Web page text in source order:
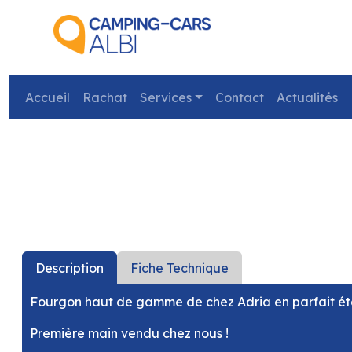
Accueil
Rachat Services Contact Actualités
Description Fiche Technique
Fourgon haut de gamme de chez Adria en parfait
Première main vendu chez nous !